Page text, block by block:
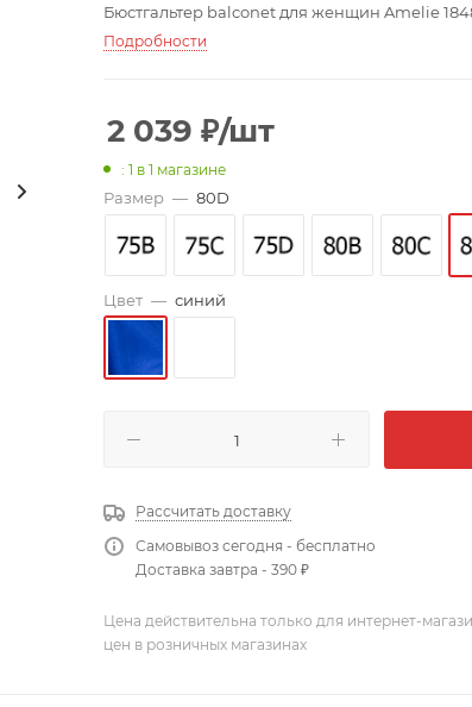
Бюстгальтер balconet для женщин Amelie
Подробности
2 039 ₽/шт
: 1 в 1 магазине
Размер — 80D
Цвет — синий
Рассчитать доставку
Самовывоз сегодня - бесплатно
Доставка завтра - 390 ₽
Цена действительна только для интернет-
цен в розничных магазинах